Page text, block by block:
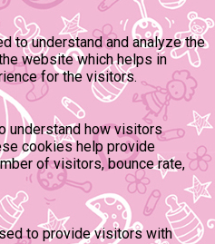
to understand and analyze the
website which helps in
for the visitors.
understand how visitors
cookies help provide
of visitors, bounce rate,
to provide visitors with